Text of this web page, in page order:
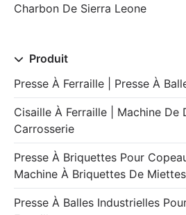
Charbon De Sierra Leone
Produit
Presse À Ferraille | Presse À
Cisaille À Ferraille | Machine De
Carrosserie
Presse À Briquettes Pour
Machine À Briquettes De
Presse À Balles Industrielles